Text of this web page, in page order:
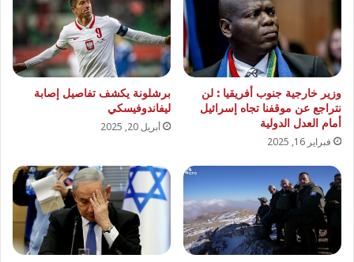
وزير خارجية جنوب أفريقيا : لن
نتراجع عن موقفنا تجاه إسرائيل
أمام العدل الدولية
فبراير 16, 2025
برشلونة يكشف تفاصيل إصابة
ليفاندوفيسكي
أبريل 20, 2025